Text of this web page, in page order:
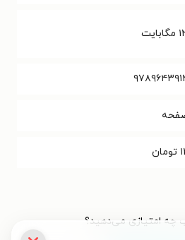
مگابایت
تومان
چه امتیازی می‌دهید؟